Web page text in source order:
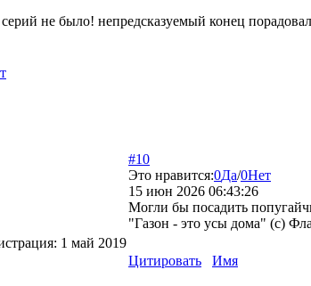
не было! непредсказуемый конец
1 май 2019
#10
Это нравится:0Да/0Нет
15 июн 2026 06:43:26
Могли бы посадить
"Газон - это усы дома" (с)
Цитировать Имя